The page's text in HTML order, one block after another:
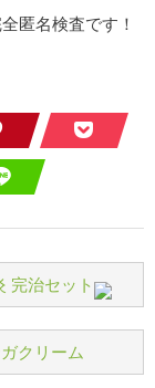
匿名検査です！
完治セット
クリーム